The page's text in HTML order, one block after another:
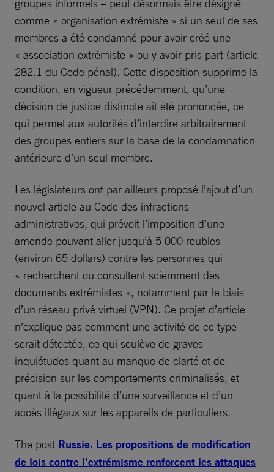
groupes informels – peut désormais être désigné
comme « organisation extrémiste » si un seul de ses
membres a été condamné pour avoir créé une
« association extrémiste » ou y avoir pris part (article
282.1 du Code pénal). Cette disposition supprime la
condition, en vigueur précédemment, qu’une
décision de justice distincte ait été prononcée, ce
qui permet aux autorités d’interdire arbitrairement
des groupes entiers sur la base de la condamnation
antérieure d’un seul membre.
Les législateurs ont par ailleurs proposé l’ajout d’un
nouvel article au Code des infractions
administratives, qui prévoit l’imposition d’une
amende pouvant aller jusqu’à 5 000 roubles
(environ 65 dollars) contre les personnes qui
« recherchent ou consultent sciemment des
documents extrémistes », notamment par le biais
d’un réseau privé virtuel (VPN). Ce projet d’article
n’explique pas comment une activité de ce type
serait détectée, ce qui soulève de graves
inquiétudes quant au manque de clarté et de
précision sur les comportements criminalisés, et
quant à la possibilité d’une surveillance et d’un
accès illégaux sur les appareils de particuliers.
The post Russie. Les propositions de modification
de lois contre l’extrémisme renforcent les attaques